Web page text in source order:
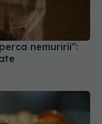
nemuririi":